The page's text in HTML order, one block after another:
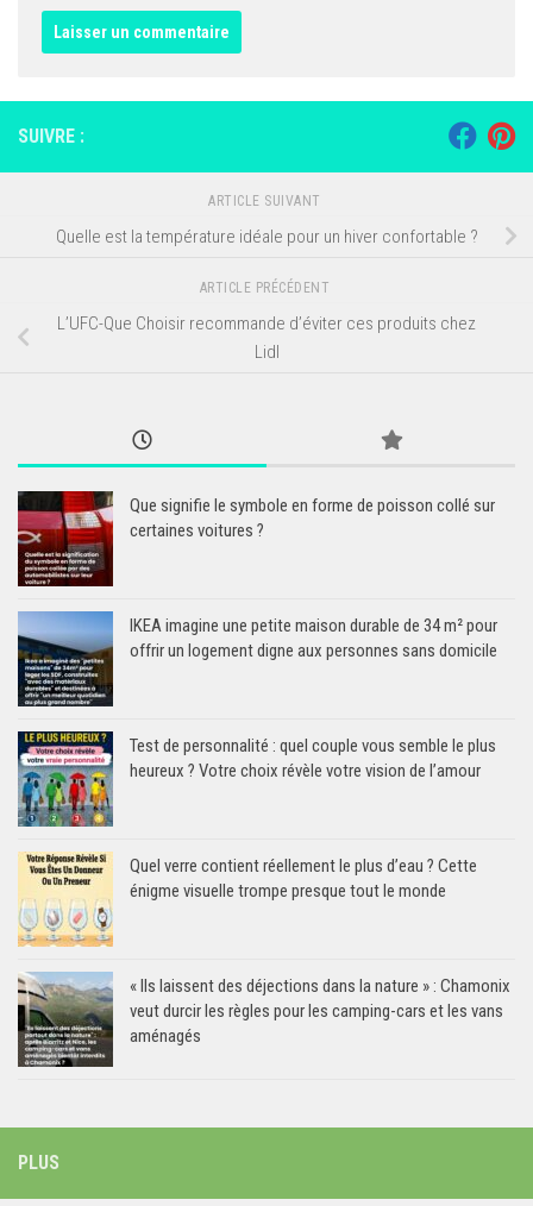
SUIVRE :
ARTICLE SUIVANT
Quelle est la température idéale pour un hiver confortable ?
ARTICLE PRÉCÉDENT
L’UFC-Que Choisir recommande d’éviter ces produits chez
Lidl
Que signifie le symbole en forme de poisson collé sur
certaines voitures ?
IKEA imagine une petite maison durable de 34 m² pour
offrir un logement digne aux personnes sans domicile
Test de personnalité : quel couple vous semble le plus
heureux ? Votre choix révèle votre vision de l’amour
Quel verre contient réellement le plus d’eau ? Cette
énigme visuelle trompe presque tout le monde
« Ils laissent des déjections dans la nature » : Chamonix
veut durcir les règles pour les camping-cars et les vans
aménagés
PLUS